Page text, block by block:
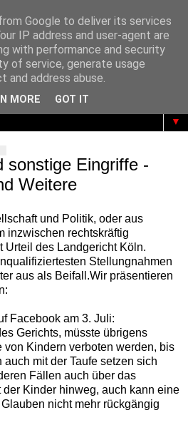
für Freiheit - Demokratie -
▼
sonstige Eingriffe -
Weitere
und Politik, oder aus
inzwischen rechtskräftig
Urteil des Landgericht Köln.
Stellungnahmen
aus als Beifall.Wir präsentieren
Facebook am 3. Juli:
Gerichts, müsste übrigens
von Kindern verboten werden, bis
mit der Taufe setzen sich
Fällen auch über das
Kinder hinweg, auch kann eine
nicht mehr rückgängig
Google to deliver its services
IP address and user-agent are
with performance and security
of service, generate usage
address abuse.
MORE GOT IT